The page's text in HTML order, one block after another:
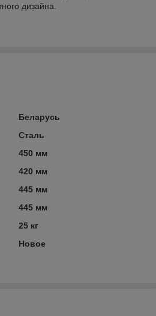
дизайна.
Беларусь
Сталь
450 мм
420 мм
445 мм
445 мм
25 кг
Новое